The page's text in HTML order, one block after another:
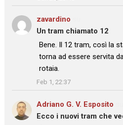
zavardino
Un tram chiamato 12
: “Bene. Il 12 tram, così la
torna ad essere servita
rotaia.
”
Feb 1, 22:37
Adriano G. V. Esposito
Ecco i nuovi tram che